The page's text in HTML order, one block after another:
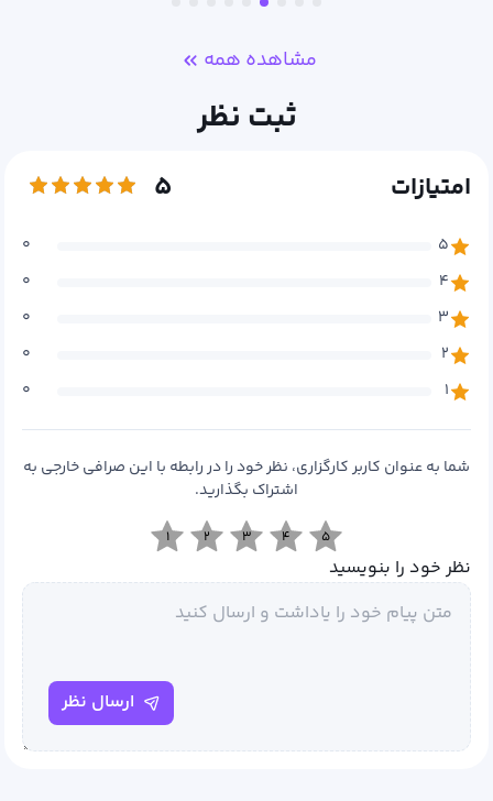
مشاهده همه
ثبت نظر
امتیازات ۵
۵
۰
۴
۰
۳
۰
۲
۰
۱
۰
شما به عنوان کاربر کارگزاری، نظر خود را در رابطه با این صرافی خارجی به
اشتراک بگذارید.
۱ ۲ ۳ ۴ ۵
نظر خود را بنویسید
ارسال نظر